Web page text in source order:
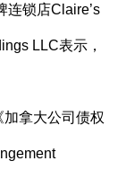
连锁店Claire’s
LLC表示，
拿大公司债权